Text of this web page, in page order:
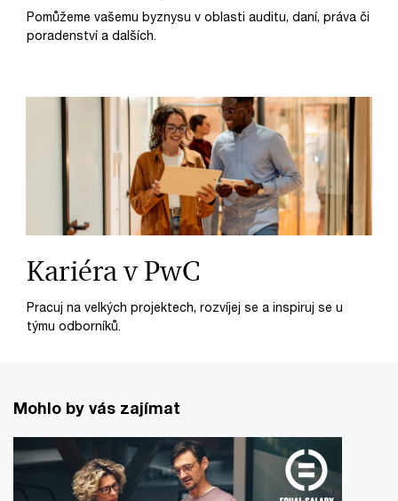
Pomůžeme vašemu byznysu v oblasti auditu, daní, práva či
poradenství a dalších.
Kariéra v PwC
Pracuj na velkých projektech, rozvíjej se a inspiruj se u
týmu odborníků.
Mohlo by vás zajímat